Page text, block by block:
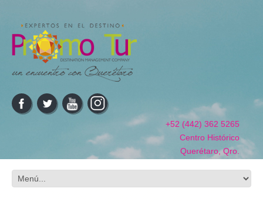
+52 (442) 362 5265
Centro Histórico
Querétaro, Qro.